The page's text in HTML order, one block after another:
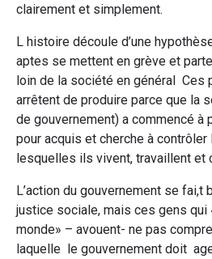
clairement et simplement.
L histoire découle d’une
aptes se mettent en grève et
loin de la société en général Ces
arrêtent de produire parce que la
de gouvernement) a commencé à
pour acquis et cherche à
lesquelles ils vivent, travaillent et
L’action du gouvernement se fai,t
justice sociale, mais ces gens qui
monde» – avouent- ne pas
laquelle le gouvernement doit